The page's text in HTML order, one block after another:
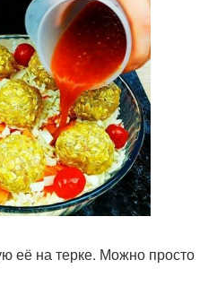
её на терке. Можно просто